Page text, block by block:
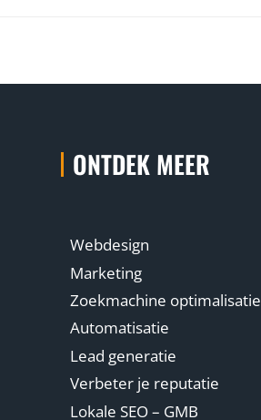
ONTDEK MEER
Webdesign
Marketing
Zoekmachine optimalisatie
Automatisatie
Lead generatie
Verbeter je reputatie
Lokale SEO – GMB